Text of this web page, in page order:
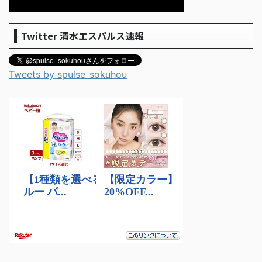
Twitter 清水エスパルス速報
Tweets by spulse_sokuhou